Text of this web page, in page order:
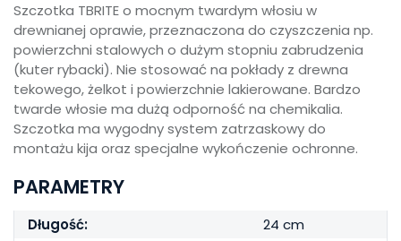
Szczotka TBRITE o mocnym twardym włosiu w
drewnianej oprawie, przeznaczona do czyszczenia np.
powierzchni stalowych o dużym stopniu zabrudzenia
(kuter rybacki). Nie stosować na pokłady z drewna
tekowego, żelkot i powierzchnie lakierowane. Bardzo
twarde włosie ma dużą odporność na chemikalia.
Szczotka ma wygodny system zatrzaskowy do
montażu kija oraz specjalne wykończenie ochronne.
PARAMETRY
Długość:
24 cm